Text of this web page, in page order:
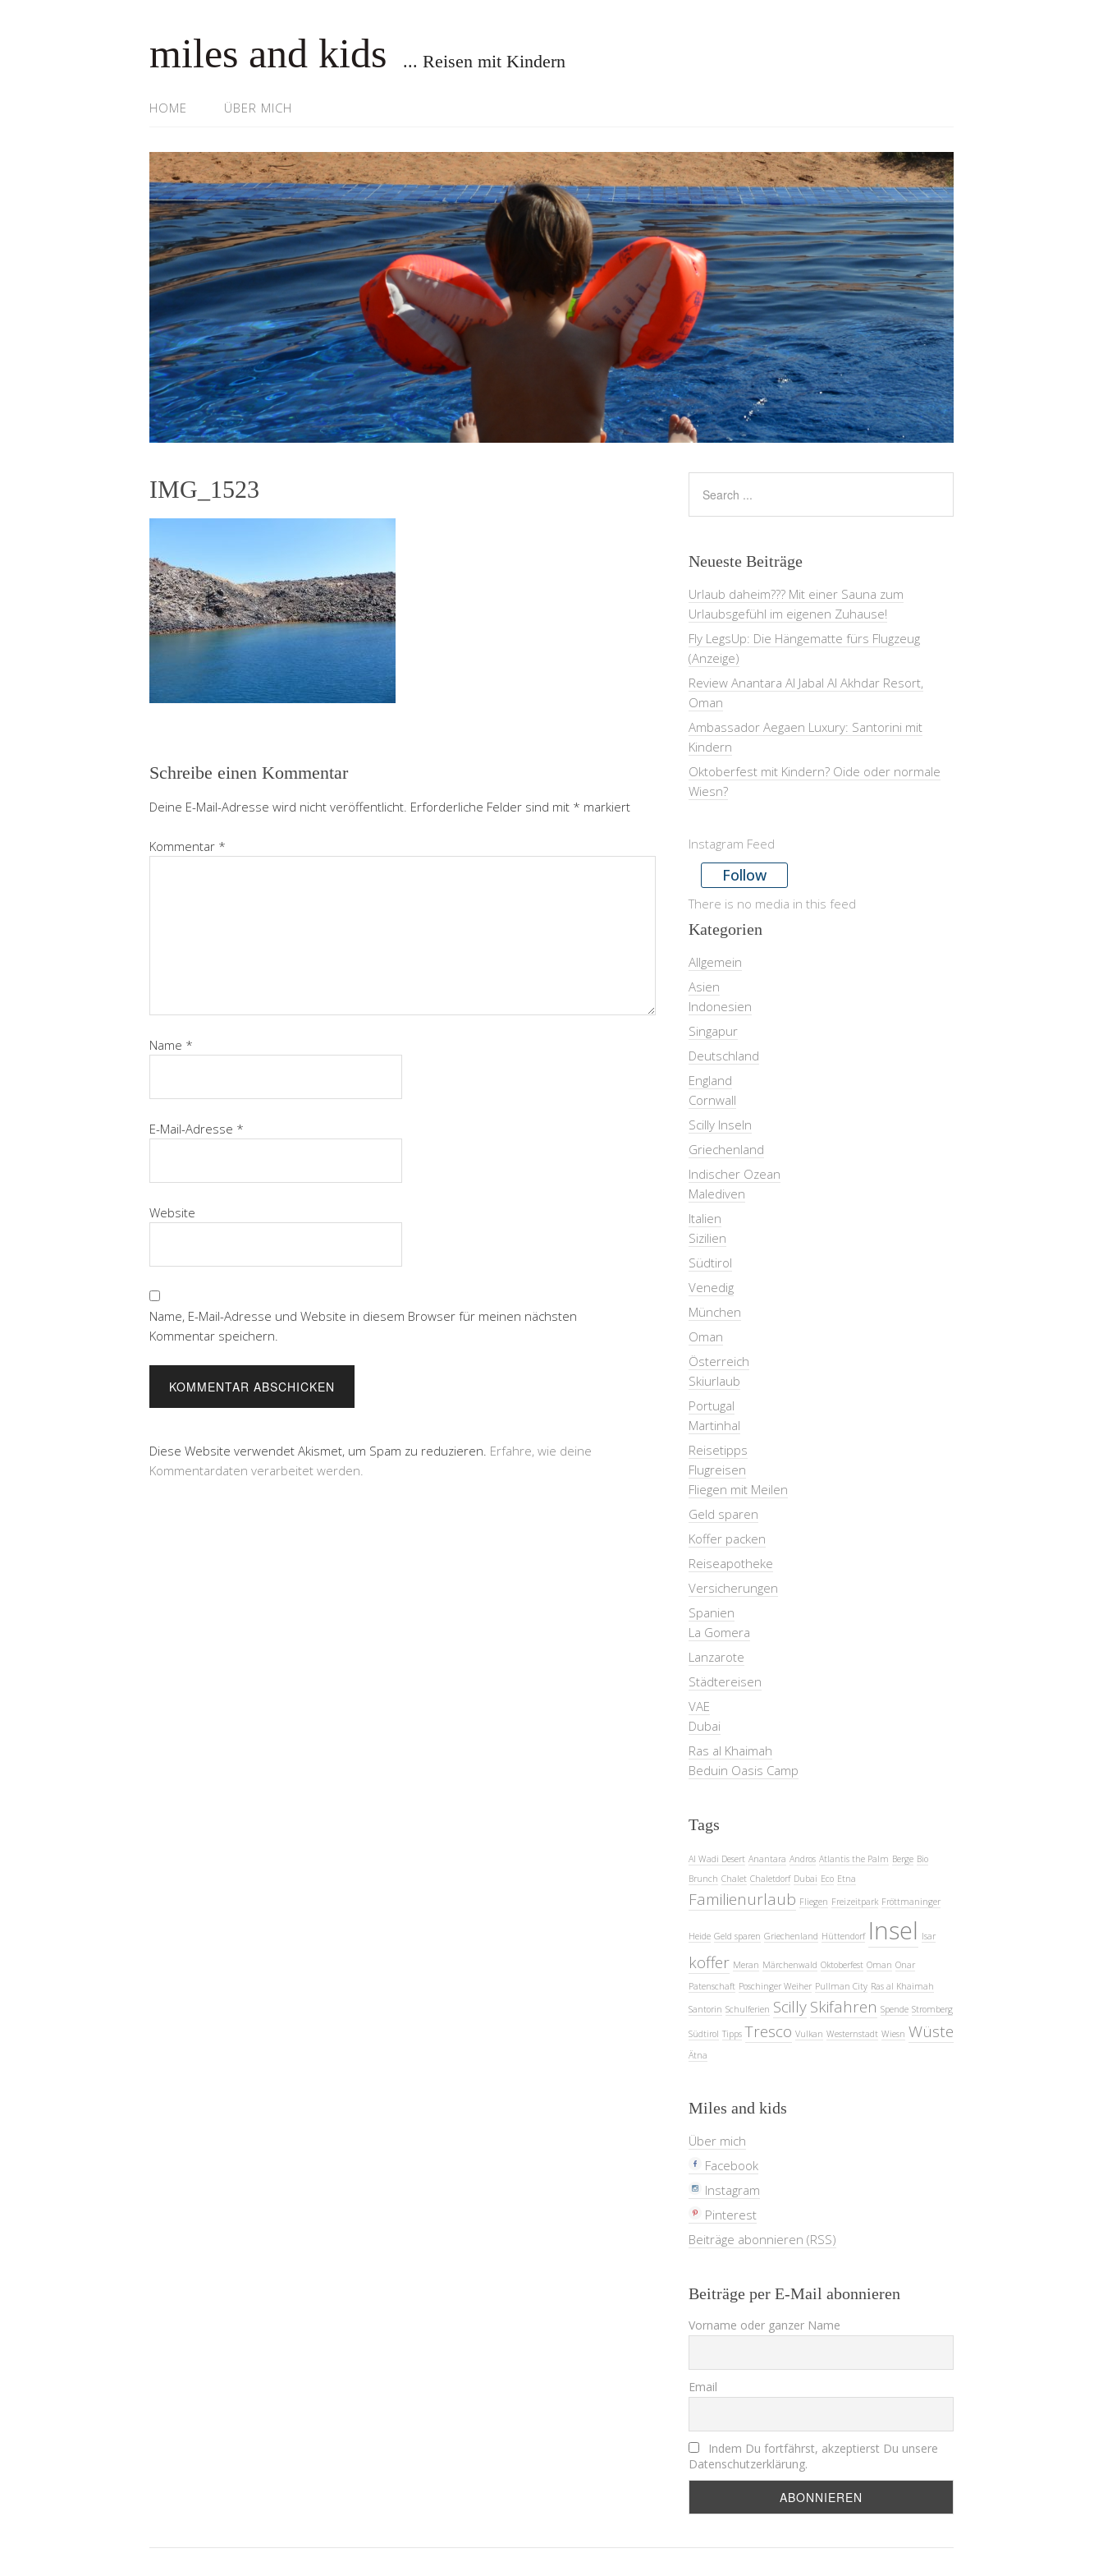
miles and kids ... Reisen mit Kindern
HOME ÜBER MICH
IMG_1523
Schreibe einen Kommentar
Deine E-Mail-Adresse wird nicht veröffentlicht. Erforderliche Felder sind mit * markiert
Kommentar *
Name *
E-Mail-Adresse *
Website
Name, E-Mail-Adresse und Website in diesem Browser für meinen nächsten
Kommentar speichern.
Diese Website verwendet Akismet, um Spam zu reduzieren. Erfahre, wie deine
Kommentardaten verarbeitet werden.
Neueste Beiträge
Urlaub daheim??? Mit einer Sauna zum
Urlaubsgefühl im eigenen Zuhause!
Fly LegsUp: Die Hängematte fürs Flugzeug
(Anzeige)
Review Anantara Al Jabal Al Akhdar Resort,
Oman
Ambassador Aegaen Luxury: Santorini mit
Kindern
Oktoberfest mit Kindern? Oide oder normale
Wiesn?
Instagram Feed
Follow
There is no media in this feed
Kategorien
Allgemein
Asien
Indonesien
Singapur
Deutschland
England
Cornwall
Scilly Inseln
Griechenland
Indischer Ozean
Malediven
Italien
Sizilien
Südtirol
Venedig
München
Oman
Österreich
Skiurlaub
Portugal
Martinhal
Reisetipps
Flugreisen
Fliegen mit Meilen
Geld sparen
Koffer packen
Reiseapotheke
Versicherungen
Spanien
La Gomera
Lanzarote
Städtereisen
VAE
Dubai
Ras al Khaimah
Beduin Oasis Camp
Tags
Al Wadi Desert Anantara Andros Atlantis the Palm Berge Bio
Brunch Chalet Chaletdorf Dubai Eco Etna
Familienurlaub Fliegen Freizeitpark Fröttmaninger
Heide Geld sparen Griechenland Hüttendorf Insel Isar
koffer Meran Märchenwald Oktoberfest Oman Onar
Patenschaft Poschinger Weiher Pullman City Ras al Khaimah
Santorin Schulferien Scilly Skifahren Spende Stromberg
Südtirol Tipps Tresco Vulkan Westernstadt Wiesn Wüste
Ätna
Miles and kids
Über mich
Facebook
Instagram
Pinterest
Beiträge abonnieren (RSS)
Beiträge per E-Mail abonnieren
Vorname oder ganzer Name
Email
Indem Du fortfährst, akzeptierst Du unsere
Datenschutzerklärung.